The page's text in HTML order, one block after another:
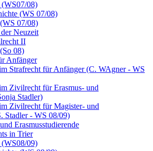
(WS07/08)
(WS 07/08)
07/08)
Neuzeit
II
08)
Anfänger
Strafrecht für Anfänger (C. WAgner - WS
Zivilrecht für Erasmus- und
Stadler)
Zivilrecht für Magister- und
Stadler - WS 08/09)
Erasmusstudierende
in Trier
(WS08/09)